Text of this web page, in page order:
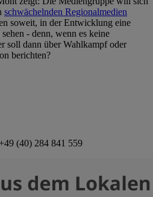
schwächelnden Regionalmedien
soweit, in der Entwicklung eine
- denn, wenn es keine
soll dann über Wahlkampf oder
berichten?
+49 (40) 284 841 559